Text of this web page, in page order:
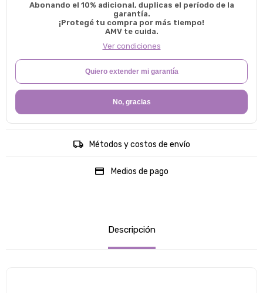
Abonando el 10% adicional, duplicas el período de la
garantía.
¡Protegé tu compra por más tiempo!
AMV te cuida.
Ver condiciones
Quiero extender mi garantía
No, gracias
Métodos y costos de envío
Medios de pago
Descripción